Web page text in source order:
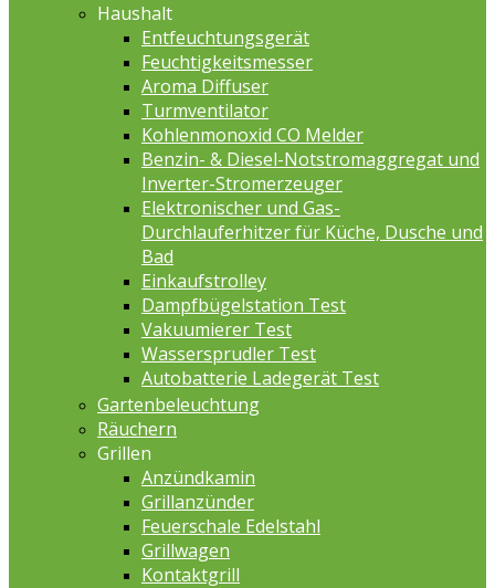
Haushalt
Entfeuchtungsgerät
Feuchtigkeitsmesser
Aroma Diffuser
Turmventilator
Kohlenmonoxid CO Melder
Benzin- & Diesel-Notstromaggregat und
Inverter-Stromerzeuger
Elektronischer und Gas-
Durchlauferhitzer für Küche, Dusche und
Bad
Einkaufstrolley
Dampfbügelstation Test
Vakuumierer Test
Wassersprudler Test
Autobatterie Ladegerät Test
Gartenbeleuchtung
Räuchern
Grillen
Anzündkamin
Grillanzünder
Feuerschale Edelstahl
Grillwagen
Kontaktgrill